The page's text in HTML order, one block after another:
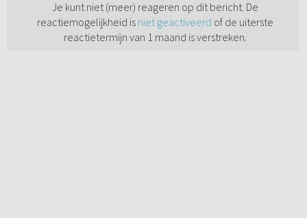
Je kunt niet (meer) reageren op dit bericht. De
reactiemogelijkheid is niet geactiveerd of de uiterste
reactietermijn van 1 maand is verstreken.